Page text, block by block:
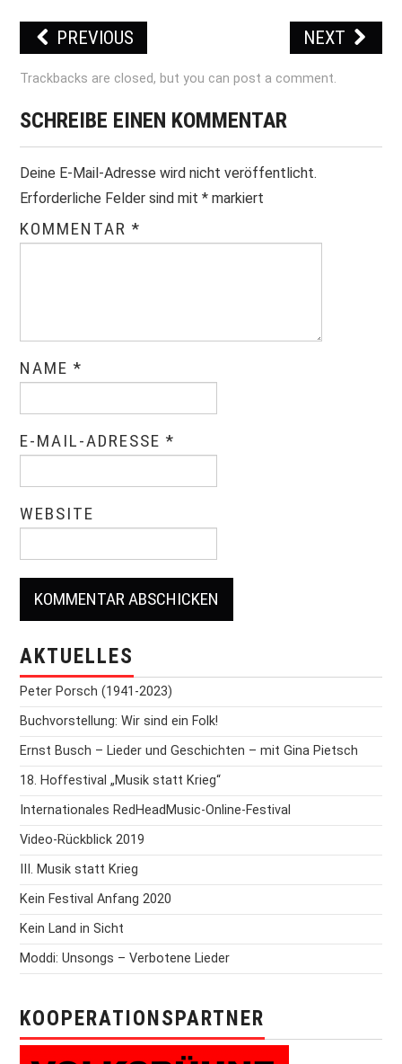
PREVIOUS NEXT
Trackbacks are closed, but you canpost a comment.
SCHREIBE EINEN KOMMENTAR
Deine E-Mail-Adresse wird nicht veröffentlicht.
Erforderliche Felder sind mit* markiert
KOMMENTAR*
NAME*
E-MAIL-ADRESSE*
WEBSITE
AKTUELLES
Peter Porsch (1941-2023)
Buchvorstellung: Wir sind ein Folk!
Ernst Busch – Lieder und Geschichten – mit Gina Pietsch
18. Hoffestival „Musik statt Krieg“
Internationales RedHeadMusic-Online-Festival
Video-Rückblick 2019
III. Musik statt Krieg
Kein Festival Anfang 2020
Kein Land in Sicht
Moddi: Unsongs – Verbotene Lieder
KOOPERATIONSPARTNER